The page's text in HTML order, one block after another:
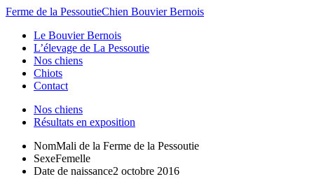
Ferme de la PessoutieChien Bouvier Bernois
Le Bouvier Bernois
L’élevage de La Pessoutie
Nos chiens
Chiots
Contact
Nos chiens
Résultats en exposition
NomMali de la Ferme de la Pessoutie
SexeFemelle
Date de naissance2 octobre 2016